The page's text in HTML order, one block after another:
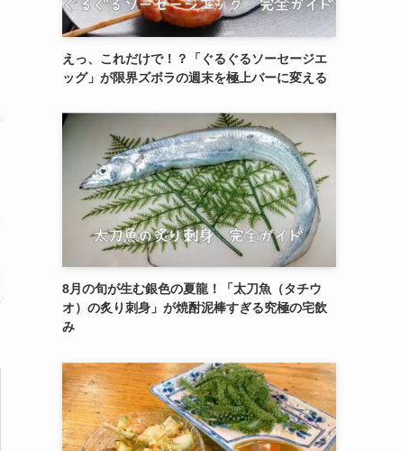
えっ、これだけで！？「ぐるぐるソーセージエ
ッグ」が限界ズボラの週末を極上バーに変える
8月の旬が生む銀色の夏龍！「太刀魚（タチウ
オ）の炙り刺身」が焼酎泥棒すぎる究極の宅飲
み